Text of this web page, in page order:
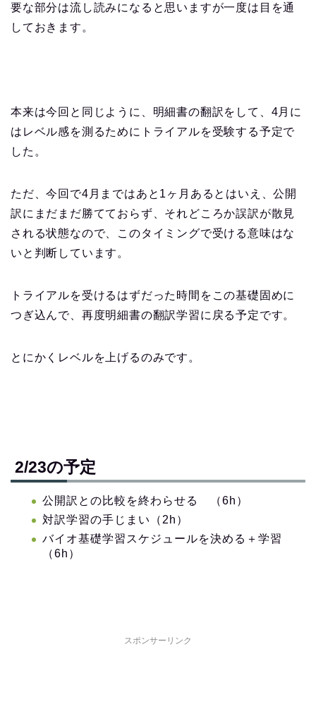
要な部分は流し読みになると思いますが一度は目を通
しておきます。
本来は今回と同じように、明細書の翻訳をして、4月に
はレベル感を測るためにトライアルを受験する予定で
した。
ただ、今回で4月まではあと1ヶ月あるとはいえ、公開
訳にまだまだ勝てておらず、それどころか誤訳が散見
される状態なので、このタイミングで受ける意味はな
いと判断しています。
トライアルを受けるはずだった時間をこの基礎固めに
つぎ込んで、再度明細書の翻訳学習に戻る予定です。
とにかくレベルを上げるのみです。
2/23の予定
公開訳との比較を終わらせる （6h）
対訳学習の手じまい（2h）
バイオ基礎学習スケジュールを決める＋学習
（6h）
スポンサーリンク